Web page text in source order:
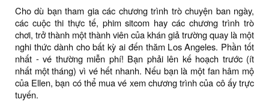
Cho dù bạn tham gia các chương trình trò chuyện ban ngày,
các cuộc thi thực tế, phim sitcom hay các chương trình trò
chơi, trở thành một thành viên của khán giả trường quay là một
nghi thức dành cho bất kỳ ai đến thăm Los Angeles. Phần tốt
nhất - vé thường miễn phí! Bạn phải lên kế hoạch trước (ít
nhất một tháng) vì vé hết nhanh. Nếu bạn là một fan hâm mộ
của Ellen, bạn có thể mua vé xem chương trình của cô ấy trực
tuyến.